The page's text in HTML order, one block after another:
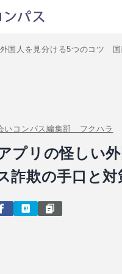
国人を見分ける5つのコツ
プリの怪しい
詐欺の手口と対
いコンパス編集部 フクハラ